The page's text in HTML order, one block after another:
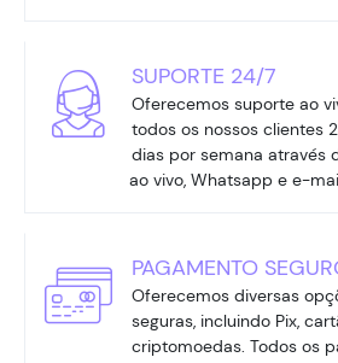
SUPORTE 24/7
Oferecemos suporte ao
todos os nossos clientes
dias por semana através
ao vivo, Whatsapp e e-
PAGAMENTO
Oferecemos diversas
seguras, incluindo Pix,
criptomoedas. Todos os